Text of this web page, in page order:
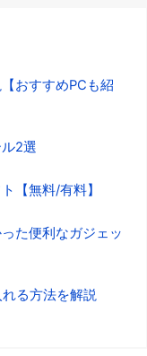
おすすめPCも紹
2選
【無料/有料】
た便利なガジェッ
る方法を解説